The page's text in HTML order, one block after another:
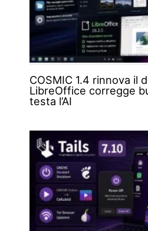
COSMIC 1.4 rinnova il
LibreOffice corregge
testa l’AI